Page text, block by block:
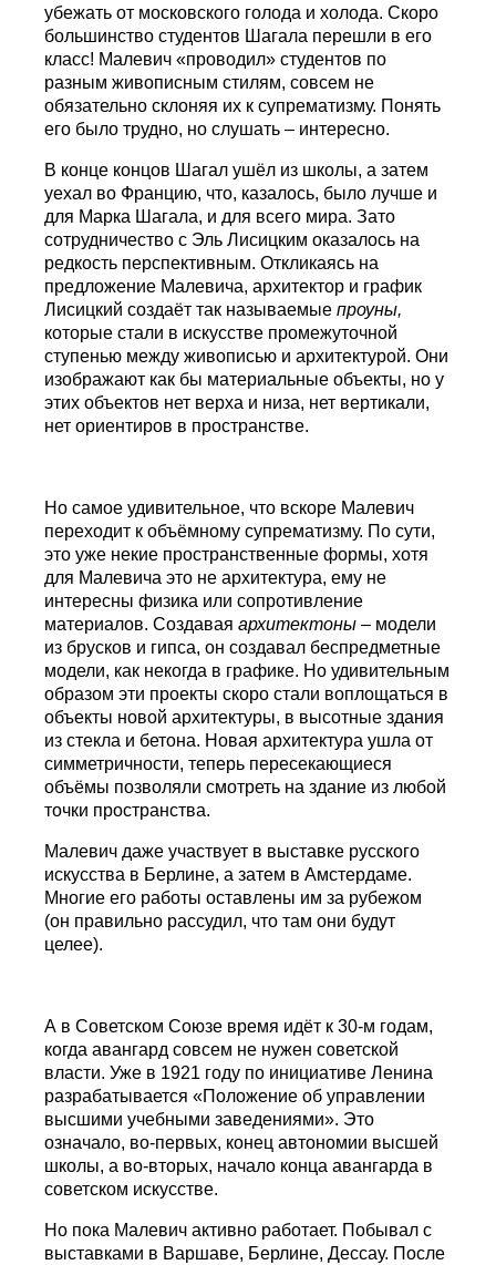
убежать от московского голода и холода. Скоро
большинство студентов Шагала перешли в его
класс! Малевич «проводил» студентов по
разным живописным стилям, совсем не
обязательно склоняя их к супрематизму. Понять
его было трудно, но слушать – интересно.
В конце концов Шагал ушёл из школы, а затем
уехал во Францию, что, казалось, было лучше и
для Марка Шагала, и для всего мира. Зато
сотрудничество с Эль Лисицким оказалось на
редкость перспективным. Откликаясь на
предложение Малевича, архитектор и график
Лисицкий создаёт так называемыепроуны,
которые стали в искусстве промежуточной
ступенью между живописью и архитектурой. Они
изображают как бы материальные объекты, но у
этих объектов нет верха и низа, нет вертикали,
нет ориентиров в пространстве.
Но самое удивительное, что вскоре Малевич
переходит к объёмному супрематизму. По сути,
это уже некие пространственные формы, хотя
для Малевича это не архитектура, ему не
интересны физика или сопротивление
материалов. Создаваяархитектоны– модели
из брусков и гипса, он создавал беспредметные
модели, как некогда в графике. Но удивительным
образом эти проекты скоро стали воплощаться в
объекты новой архитектуры, в высотные здания
из стекла и бетона. Новая архитектура ушла от
симметричности, теперь пересекающиеся
объёмы позволяли смотреть на здание из любой
точки пространства.
Малевич даже участвует в выставке русского
искусства в Берлине, а затем в Амстердаме.
Многие его работы оставлены им за рубежом
(он правильно рассудил, что там они будут
целее).
А в Советском Союзе время идёт к 30-м годам,
когда авангард совсем не нужен советской
власти. Уже в 1921 году по инициативе Ленина
разрабатывается «Положение об управлении
высшими учебными заведениями». Это
означало, во-первых, конец автономии высшей
школы, а во-вторых, начало конца авангарда в
советском искусстве.
Но пока Малевич активно работает. Побывал с
выставками в Варшаве, Берлине, Дессау. После